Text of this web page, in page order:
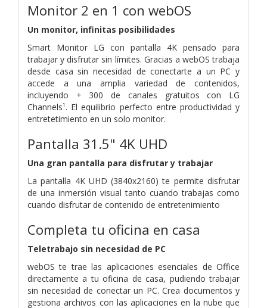
Monitor 2 en 1 con webOS
Un monitor, infinitas posibilidades
Smart Monitor LG con pantalla 4K pensado para
trabajar y disfrutar sin límites. Gracias a webOS trabaja
desde casa sin necesidad de conectarte a un PC y
accede a una amplia variedad de contenidos,
incluyendo + 300 de canales gratuitos con LG
Channels¹. El equilibrio perfecto entre productividad y
entretetimiento en un solo monitor.
Pantalla 31.5" 4K UHD
Una gran pantalla para disfrutar y trabajar
La pantalla 4K UHD (3840x2160) te permite disfrutar
de una inmersión visual tanto cuando trabajas como
cuando disfrutar de contenido de entretenimiento
Completa tu oficina en casa
Teletrabajo sin necesidad de PC
webOS te trae las aplicaciones esenciales de Office
directamente a tu oficina de casa, pudiendo trabajar
sin necesidad de conectar un PC. Crea documentos y
gestiona archivos con las aplicaciones en la nube que